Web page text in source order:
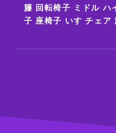
籐 回転椅子 ミドル ハ
子 座椅子 いす チェア